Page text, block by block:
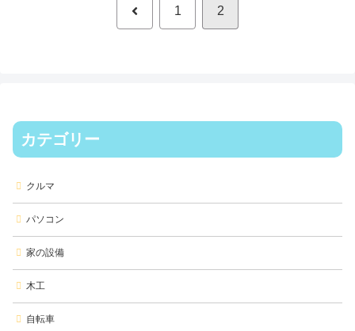
前 1 2
カテゴリー
クルマ
パソコン
家の設備
木工
自転車